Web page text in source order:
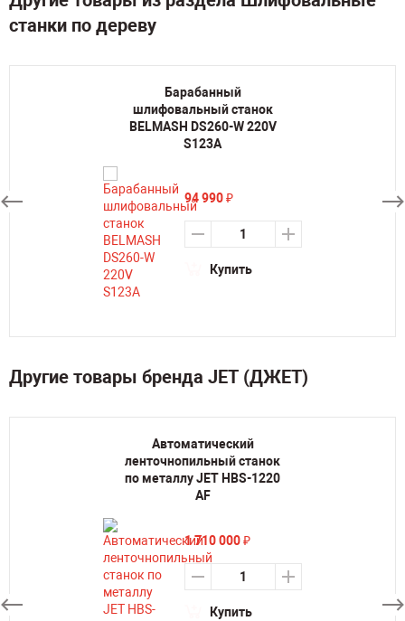
станки по дереву
Барабанный
шлифовальный станок
BELMASH DS260-W 220V
S123A
94 990₽
Купить
Другие товары бренда JET (ДЖЕТ)
Автоматический
ленточнопильный станок
по металлу JET HBS-1220
AF
1 710 000₽
Купить